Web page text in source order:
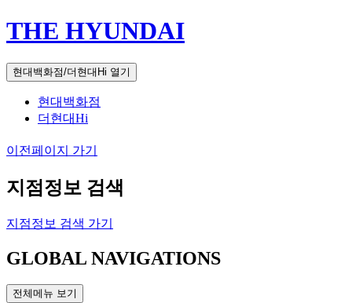
THE HYUNDAI
현대백화점/더현대Hi 열기
현대백화점
더현대Hi
이전페이지 가기
지점정보 검색
지점정보 검색 가기
GLOBAL NAVIGATIONS
전체메뉴 보기